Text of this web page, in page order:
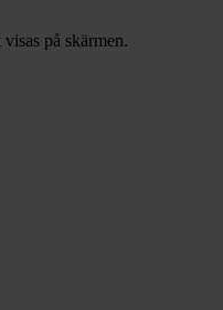
på skärmen.